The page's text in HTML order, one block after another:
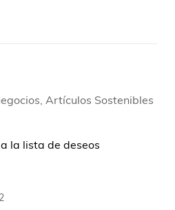
Artículos Sostenibles
la lista de deseos